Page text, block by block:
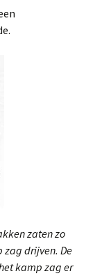
zaten zo
zag drijven. De
kamp zag er